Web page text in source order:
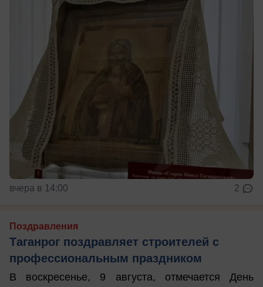
вчера в 14:00 2
Поздравления
Таганрог поздравляет строителей с
профессиональным праздником
В воскресенье, 9 августа, отмечается День